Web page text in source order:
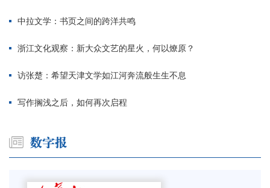
中拉文学：书页之间的跨洋共鸣
浙江文化观察：新大众文艺的星火，何以燎原？
访张楚：希望天津文学如江河奔流般生生不息
写作搁浅之后，如何再次启程